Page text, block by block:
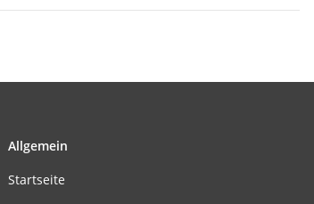
Allgemein
Startseite